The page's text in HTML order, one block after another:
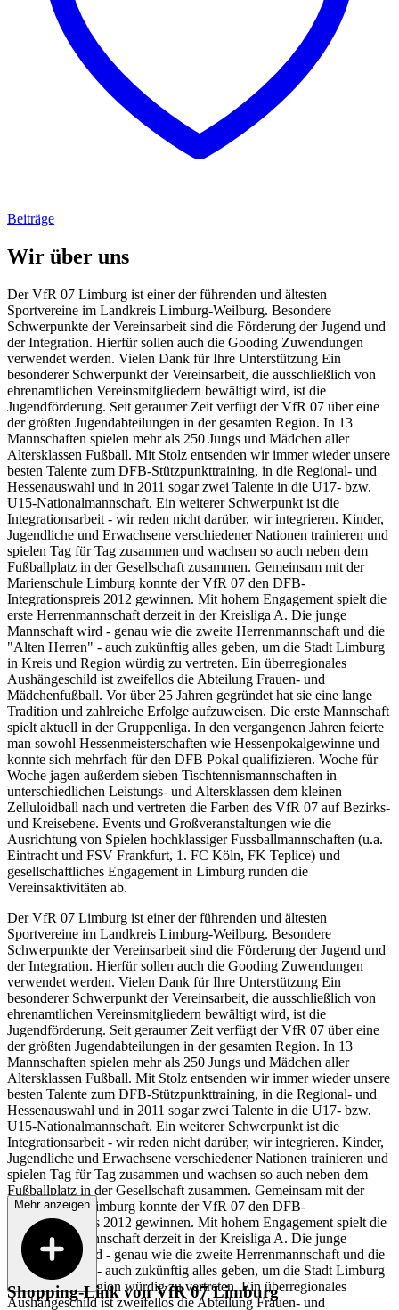
Beiträge
Wir über uns
Der VfR 07 Limburg ist einer der führenden und ältesten
Sportvereine im Landkreis Limburg-Weilburg. Besondere
Schwerpunkte der Vereinsarbeit sind die Förderung der Jugend und
der Integration. Hierfür sollen auch die Gooding Zuwendungen
verwendet werden. Vielen Dank für Ihre Unterstützung Ein
besonderer Schwerpunkt der Vereinsarbeit, die ausschließlich von
ehrenamtlichen Vereinsmitgliedern bewältigt wird, ist die
Jugendförderung. Seit geraumer Zeit verfügt der VfR 07 über eine
der größten Jugendabteilungen in der gesamten Region. In 13
Mannschaften spielen mehr als 250 Jungs und Mädchen aller
Altersklassen Fußball. Mit Stolz entsenden wir immer wieder unsere
besten Talente zum DFB-Stützpunkttraining, in die Regional- und
Hessenauswahl und in 2011 sogar zwei Talente in die U17- bzw.
U15-Nationalmannschaft. Ein weiterer Schwerpunkt ist die
Integrationsarbeit - wir reden nicht darüber, wir integrieren. Kinder,
Jugendliche und Erwachsene verschiedener Nationen trainieren und
spielen Tag für Tag zusammen und wachsen so auch neben dem
Fußballplatz in der Gesellschaft zusammen. Gemeinsam mit der
Marienschule Limburg konnte der VfR 07 den DFB-
Integrationspreis 2012 gewinnen. Mit hohem Engagement spielt die
erste Herrenmannschaft derzeit in der Kreisliga A. Die junge
Mannschaft wird - genau wie die zweite Herrenmannschaft und die
"Alten Herren" - auch zukünftig alles geben, um die Stadt Limburg
in Kreis und Region würdig zu vertreten. Ein überregionales
Aushängeschild ist zweifellos die Abteilung Frauen- und
Mädchenfußball. Vor über 25 Jahren gegründet hat sie eine lange
Tradition und zahlreiche Erfolge aufzuweisen. Die erste Mannschaft
spielt aktuell in der Gruppenliga. In den vergangenen Jahren feierte
man sowohl Hessenmeisterschaften wie Hessenpokalgewinne und
konnte sich mehrfach für den DFB Pokal qualifizieren. Woche für
Woche jagen außerdem sieben Tischtennismannschaften in
unterschiedlichen Leistungs- und Altersklassen dem kleinen
Zelluloidball nach und vertreten die Farben des VfR 07 auf Bezirks-
und Kreisebene. Events und Großveranstaltungen wie die
Ausrichtung von Spielen hochklassiger Fussballmannschaften (u.a.
Eintracht und FSV Frankfurt, 1. FC Köln, FK Teplice) und
gesellschaftliches Engagement in Limburg runden die
Vereinsaktivitäten ab.
Der VfR 07 Limburg ist einer der führenden und ältesten
Sportvereine im Landkreis Limburg-Weilburg. Besondere
Schwerpunkte der Vereinsarbeit sind die Förderung der Jugend und
der Integration. Hierfür sollen auch die Gooding Zuwendungen
verwendet werden. Vielen Dank für Ihre Unterstützung Ein
besonderer Schwerpunkt der Vereinsarbeit, die ausschließlich von
ehrenamtlichen Vereinsmitgliedern bewältigt wird, ist die
Jugendförderung. Seit geraumer Zeit verfügt der VfR 07 über eine
der größten Jugendabteilungen in der gesamten Region. In 13
Mannschaften spielen mehr als 250 Jungs und Mädchen aller
Altersklassen Fußball. Mit Stolz entsenden wir immer wieder unsere
besten Talente zum DFB-Stützpunkttraining, in die Regional- und
Hessenauswahl und in 2011 sogar zwei Talente in die U17- bzw.
U15-Nationalmannschaft. Ein weiterer Schwerpunkt ist die
Integrationsarbeit - wir reden nicht darüber, wir integrieren. Kinder,
Jugendliche und Erwachsene verschiedener Nationen trainieren und
spielen Tag für Tag zusammen und wachsen so auch neben dem
Fußballplatz in der Gesellschaft zusammen. Gemeinsam mit der
Marienschule Limburg konnte der VfR 07 den DFB-
Integrationspreis 2012 gewinnen. Mit hohem Engagement spielt die
erste Herrenmannschaft derzeit in der Kreisliga A. Die junge
Mannschaft wird - genau wie die zweite Herrenmannschaft und die
"Alten Herren" - auch zukünftig alles geben, um die Stadt Limburg
in Kreis und Region würdig zu vertreten. Ein überregionales
Aushängeschild ist zweifellos die Abteilung Frauen- und
Mehr anzeigen
Shopping-Link vonVfR 07 Limburg